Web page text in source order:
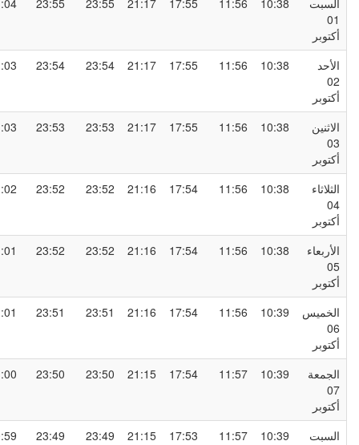
10:38
11:56
17:55
21:17
23:55
23:55
01:04
10:38
11:56
17:55
21:17
23:54
23:54
01:03
10:38
11:56
17:55
21:17
23:53
23:53
01:03
10:38
11:56
17:54
21:16
23:52
23:52
01:02
10:38
11:56
17:54
21:16
23:52
23:52
01:01
10:39
11:56
17:54
21:16
23:51
23:51
01:01
10:39
11:57
17:54
21:15
23:50
23:50
01:00
10:39
11:57
17:53
21:15
23:49
23:49
00:59